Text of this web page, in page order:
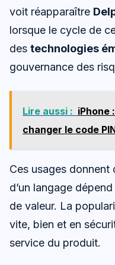
voit réapparaître
lorsque le cycle de
des technologies
gouvernance des
Lire aussi : iPhone
changer le code
Ces usages donnent
d’un langage
de valeur. La
vite, bien et en
service du produit.